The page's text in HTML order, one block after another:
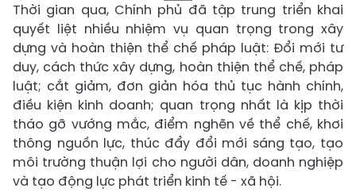
Thời gian qua, Chính phủ đã tập trung triển khai
quyết liệt nhiều nhiệm vụ quan trọng trong xây
dựng và hoàn thiện thể chế pháp luật: Đổi mới tư
duy, cách thức xây dựng, hoàn thiện thể chế, pháp
luật; cắt giảm, đơn giản hóa thủ tục hành chính,
điều kiện kinh doanh; quan trọng nhất là kịp thời
tháo gỡ vướng mắc, điểm nghẽn về thể chế, khơi
thông nguồn lực, thúc đẩy đổi mới sáng tạo, tạo
môi trường thuận lợi cho người dân, doanh nghiệp
và tạo động lực phát triển kinh tế - xã hội.